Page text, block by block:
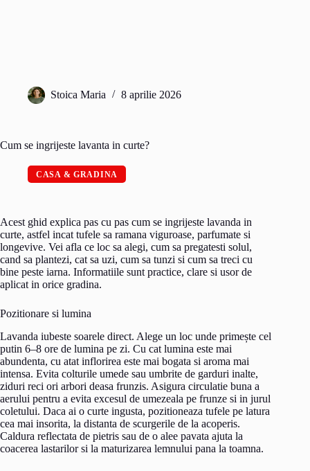
Stoica Maria 8 aprilie 2026
Cum se ingrijeste lavanta in curte?
CASA & GRADINA
Acest ghid explica pas cu pas cum se ingrijeste lavanda in
curte, astfel incat tufele sa ramana viguroase, parfumate si
longevive. Vei afla ce loc sa alegi, cum sa pregatesti solul,
cand sa plantezi, cat sa uzi, cum sa tunzi si cum sa treci cu
bine peste iarna. Informatiile sunt practice, clare si usor de
aplicat in orice gradina.
Pozitionare si lumina
Lavanda iubeste soarele direct. Alege un loc unde primește cel
putin 6–8 ore de lumina pe zi. Cu cat lumina este mai
abundenta, cu atat inflorirea este mai bogata si aroma mai
intensa. Evita colturile umede sau umbrite de garduri inalte,
ziduri reci ori arbori deasa frunzis. Asigura circulatie buna a
aerului pentru a evita excesul de umezeala pe frunze si in jurul
coletului. Daca ai o curte ingusta, pozitioneaza tufele pe latura
cea mai insorita, la distanta de scurgerile de la acoperis.
Caldura reflectata de pietris sau de o alee pavata ajuta la
coacerea lastarilor si la maturizarea lemnului pana la toamna.